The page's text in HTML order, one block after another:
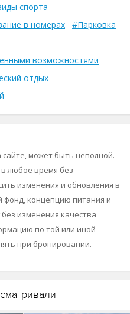
спорта
в номерах
#Парковка
возможностями
отдых
может быть неполной.
любое время без
изменения и обновления в
фонд, концепцию питания и
изменения качества
по той или иной
при бронировании.